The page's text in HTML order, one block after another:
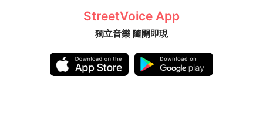
StreetVoice App
獨立音樂 隨開即現